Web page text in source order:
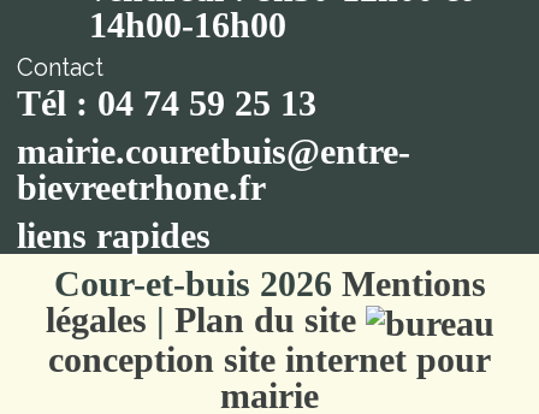
14h00-16h00
Contact
Tél : 04 74 59 25 13
mairie.couretbuis@entre-
bievreetrhone.fr
liens rapides
Cour-et-buis 2026 Mentions
légales | Plan du site
conception site internet pour
mairie